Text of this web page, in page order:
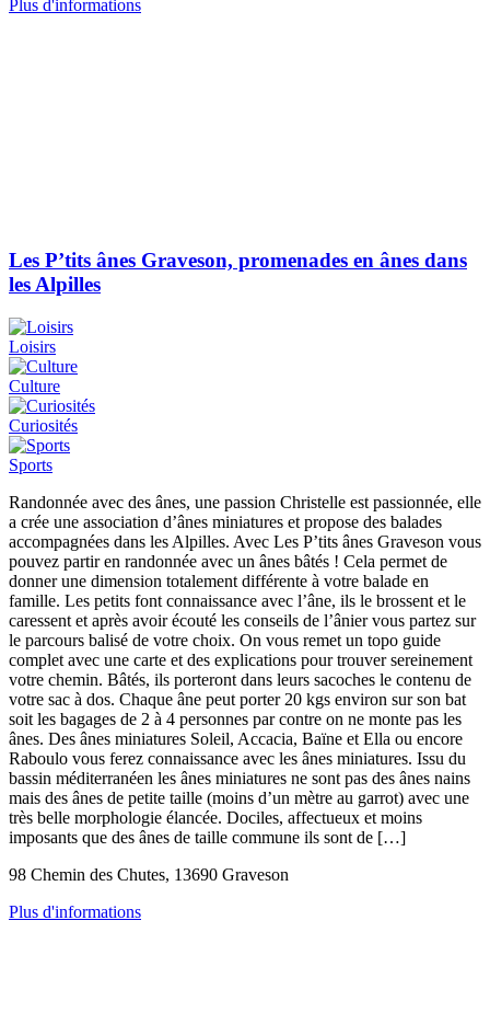
Plus d'informations
Les P’tits ânes Graveson, promenades en ânes dans
les Alpilles
Loisirs
Culture
Curiosités
Sports
Randonnée avec des ânes, une passion Christelle est passionnée, elle
a crée une association d’ânes miniatures et propose des balades
accompagnées dans les Alpilles. Avec Les P’tits ânes Graveson vous
pouvez partir en randonnée avec un ânes bâtés ! Cela permet de
donner une dimension totalement différente à votre balade en
famille. Les petits font connaissance avec l’âne, ils le brossent et le
caressent et après avoir écouté les conseils de l’ânier vous partez sur
le parcours balisé de votre choix. On vous remet un topo guide
complet avec une carte et des explications pour trouver sereinement
votre chemin. Bâtés, ils porteront dans leurs sacoches le contenu de
votre sac à dos. Chaque âne peut porter 20 kgs environ sur son bat
soit les bagages de 2 à 4 personnes par contre on ne monte pas les
ânes. Des ânes miniatures Soleil, Accacia, Baïne et Ella ou encore
Raboulo vous ferez connaissance avec les ânes miniatures. Issu du
bassin méditerranéen les ânes miniatures ne sont pas des ânes nains
mais des ânes de petite taille (moins d’un mètre au garrot) avec une
très belle morphologie élancée. Dociles, affectueux et moins
imposants que des ânes de taille commune ils sont de […]
98 Chemin des Chutes, 13690 Graveson
Plus d'informations